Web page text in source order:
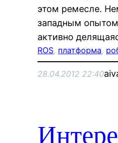
этом ремесле.
западным
активно
ROS, платформа,
28.04.2012 22:40